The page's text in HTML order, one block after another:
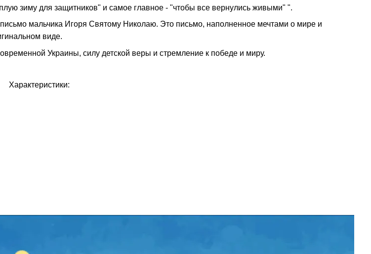
зиму для защитников" и самое главное - "чтобы все вернулись живыми" ".
мальчика Игоря Святому Николаю. Это письмо, наполненное мечтами о мире и
виде.
Украины, силу детской веры и стремление к победе и миру.
Характеристики: